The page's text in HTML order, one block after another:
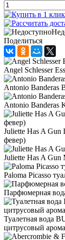
Поделиться
Angel Schlesser
Antonio Banderas
Antonio Banderas
Juliette Has A Gun
февер)
Juliette Has A Gun
Paloma Picasso
Парфюмерная
Туалетная вода
цитрусовый